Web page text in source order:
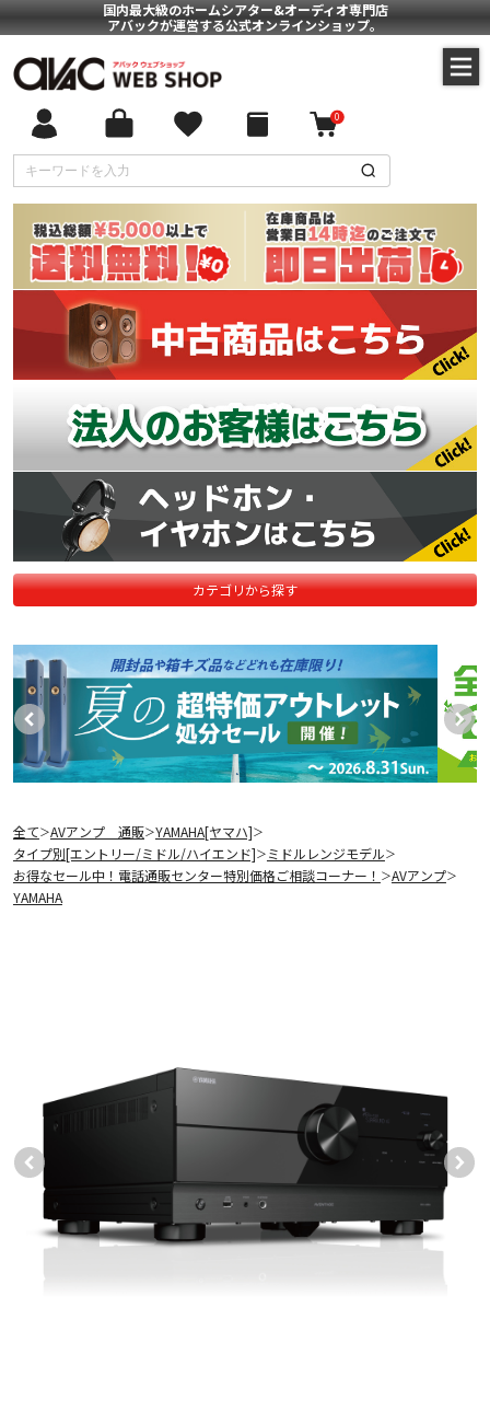
国内最大級のホームシアター&オーディオ専門店
アバックが運営する公式オンラインショップ。
0
カテゴリから探す
全て＞AVアンプ 通販＞YAMAHA[ヤマハ]＞
タイプ別[エントリー/ミドル/ハイエンド]＞ ミドルレンジモデル＞
お得なセール中！電話通販センター特別価格ご相談コーナー！ ＞AVアンプ＞
YAMAHA